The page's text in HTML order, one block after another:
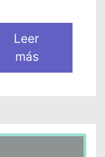
Leer
más